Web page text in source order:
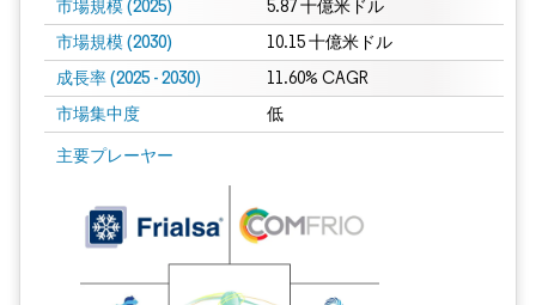
市場規模 (2025) 5.87 十億米ドル
市場規模 (2030) 10.15 十億米ドル
成長率 (2025 - 2030) 11.60% CAGR
市場集中度 低
主要プレーヤー
画像 © Mordor Intelligence。再利用にはCC BY 4.0の表示が必要です。